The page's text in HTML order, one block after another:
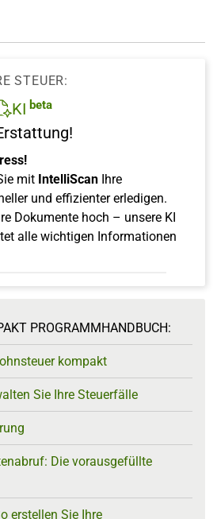
STEUER:
KI beta
mit IntelliScan Ihre
und effizienter erledigen.
Dokumente hoch – unsere KI
alle wichtigen Informationen
PROGRAMMHANDBUCH:
kompakt
Sie Ihre Steuerfälle
Die vorausgefüllte
erstellen Sie Ihre